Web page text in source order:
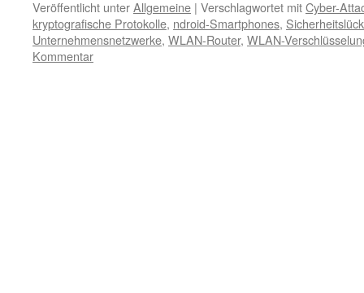
Veröffentlicht unterAllgemeine | Verschlagwortet mitCyber-
kryptografische Protokolle, ndroid-Smartphones,
Unternehmensnetzwerke, WLAN-Router, WLAN-
Kommentar